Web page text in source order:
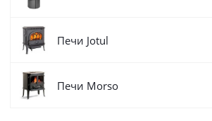
Печи Jotul
Печи Morso